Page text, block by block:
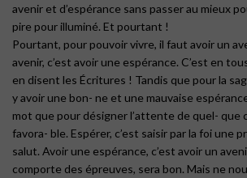
avenir et d’espérance sans passer au mieux
pire pour illuminé. Et pourtant !
Pourtant, pour pouvoir vivre, il faut avoir un
avenir, c’est avoir une espérance. C’est en
en disent les Écritures ! Tandis que pour la
y avoir une bon- ne et une mauvaise
mot que pour désigner l’attente de quel- que
favora- ble. Espérer, c’est saisir par la foi une
salut. Avoir une espérance, c’est avoir un
comporte des épreuves, sera bon. Mais ne